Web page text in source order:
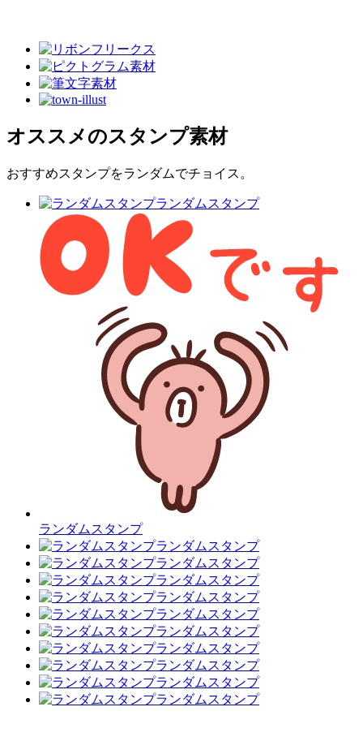
オススメのスタンプ素材
おすすめスタンプをランダムでチョイス。
ランダムスタンプ
ランダムスタンプ
ランダムスタンプ
ランダムスタンプ
ランダムスタンプ
ランダムスタンプ
ランダムスタンプ
ランダムスタンプ
ランダムスタンプ
ランダムスタンプ
ランダムスタンプ
ランダムスタンプ